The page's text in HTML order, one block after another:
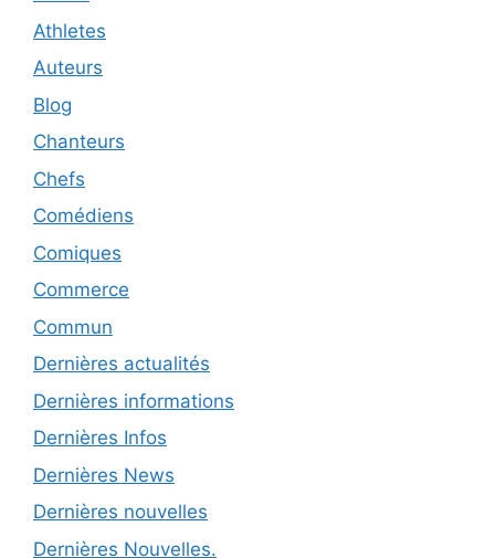
Athletes
Auteurs
Blog
Chanteurs
Chefs
Comédiens
Comiques
Commerce
Commun
Dernières actualités
Dernières informations
Dernières Infos
Dernières News
Dernières nouvelles
Dernières Nouvelles.